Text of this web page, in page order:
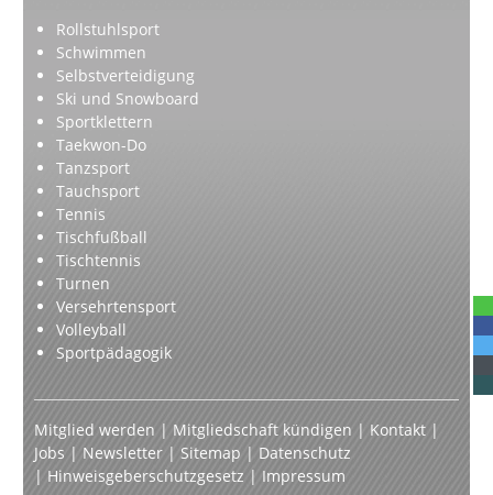
Rollstuhlsport
Schwimmen
Selbstverteidigung
Ski und Snowboard
Sportklettern
Taekwon-Do
Tanzsport
Tauchsport
Tennis
Tischfußball
Tischtennis
Turnen
Versehrtensport
Volleyball
Sportpädagogik
Mitglied werden | Mitgliedschaft kündigen | Kontakt |
Jobs | Newsletter | Sitemap | Datenschutz
| Hinweisgeberschutzgesetz | Impressum